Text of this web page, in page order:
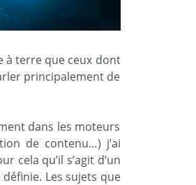
à terre que ceux dont
principalement de
dans les moteurs
de contenu…) j’ai
cela qu’il s’agit d’un
Les sujets que